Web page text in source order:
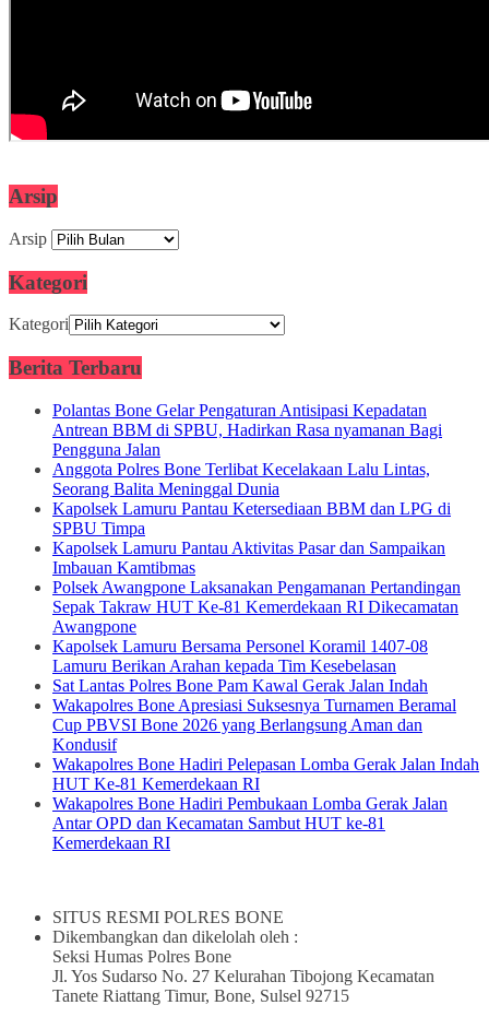
Arsip
Arsip
Kategori
Kategori
Berita Terbaru
Polantas Bone Gelar Pengaturan Antisipasi Kepadatan
Antrean BBM di SPBU, Hadirkan Rasa nyamanan Bagi
Pengguna Jalan
Anggota Polres Bone Terlibat Kecelakaan Lalu Lintas,
Seorang Balita Meninggal Dunia
Kapolsek Lamuru Pantau Ketersediaan BBM dan LPG di
SPBU Timpa
Kapolsek Lamuru Pantau Aktivitas Pasar dan Sampaikan
Imbauan Kamtibmas
Polsek Awangpone Laksanakan Pengamanan Pertandingan
Sepak Takraw HUT Ke-81 Kemerdekaan RI Dikecamatan
Awangpone
Kapolsek Lamuru Bersama Personel Koramil 1407-08
Lamuru Berikan Arahan kepada Tim Kesebelasan
Sat Lantas Polres Bone Pam Kawal Gerak Jalan Indah
Wakapolres Bone Apresiasi Suksesnya Turnamen Beramal
Cup PBVSI Bone 2026 yang Berlangsung Aman dan
Kondusif
Wakapolres Bone Hadiri Pelepasan Lomba Gerak Jalan Indah
HUT Ke-81 Kemerdekaan RI
Wakapolres Bone Hadiri Pembukaan Lomba Gerak Jalan
Antar OPD dan Kecamatan Sambut HUT ke-81
Kemerdekaan RI
SITUS RESMI POLRES BONE
Dikembangkan dan dikelolah oleh :
Seksi Humas Polres Bone
Jl. Yos Sudarso No. 27 Kelurahan Tibojong Kecamatan
Tanete Riattang Timur, Bone, Sulsel 92715